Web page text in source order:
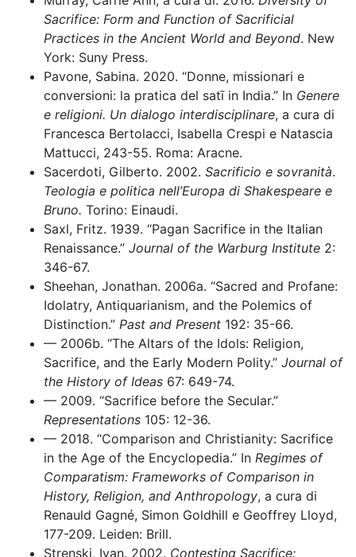
Sacrifice: Form and Function of Sacrificial
Practices in the Ancient World and Beyond. New
York: Suny Press.
Pavone, Sabina. 2020. “Donne, missionari e
conversioni: la pratica del satī in India.” In Genere
e religioni. Un dialogo interdisciplinare, a cura di
Francesca Bertolacci, Isabella Crespi e Natascia
Mattucci, 243-55. Roma: Aracne.
Sacerdoti, Gilberto. 2002. Sacrificio e sovranità.
Teologia e politica nell’Europa di Shakespeare e
Bruno. Torino: Einaudi.
Saxl, Fritz. 1939. “Pagan Sacrifice in the Italian
Renaissance.” Journal of the Warburg Institute 2:
346-67.
Sheehan, Jonathan. 2006a. “Sacred and Profane:
Idolatry, Antiquarianism, and the Polemics of
Distinction.” Past and Present 192: 35-66.
–– 2006b. “The Altars of the Idols: Religion,
Sacrifice, and the Early Modern Polity.” Journal of
the History of Ideas 67: 649-74.
–– 2009. “Sacrifice before the Secular.”
Representations 105: 12-36.
–– 2018. “Comparison and Christianity: Sacrifice
in the Age of the Encyclopedia.” In Regimes of
Comparatism: Frameworks of Comparison in
History, Religion, and Anthropology, a cura di
Renauld Gagné, Simon Goldhill e Geoffrey Lloyd,
177-209. Leiden: Brill.
Strenski, Ivan. 2002. Contesting Sacrifice: